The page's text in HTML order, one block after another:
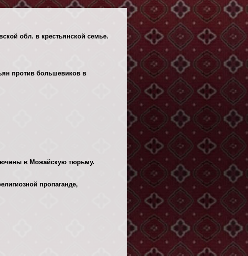
обл. в крестьянской семье.
против большевиков в
в Можайскую тюрьму.
пропаганде,